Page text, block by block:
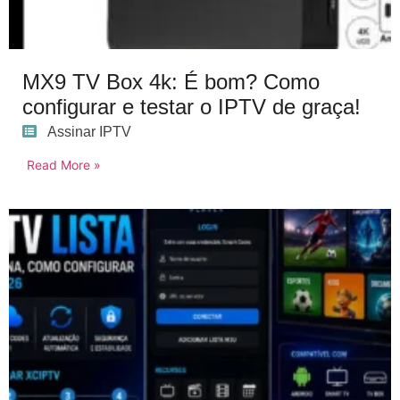
MX9 TV Box 4k: É bom? Como
configurar e testar o IPTV de graça!
Assinar IPTV
Read More »